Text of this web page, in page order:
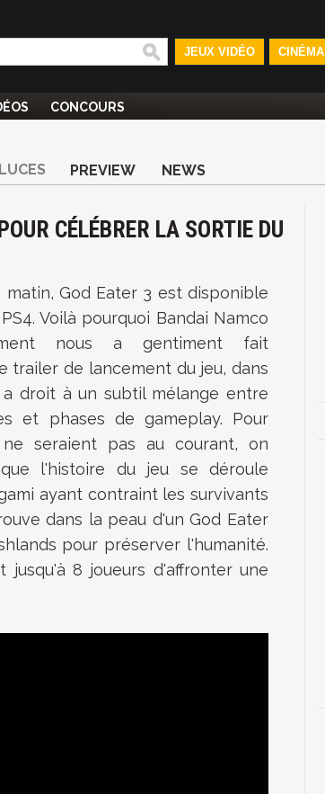
JEUX VIDÉO CINÉMA
CONCOURS
PREVIEW NEWS
CÉLÉBRER LA SORTIE DU
matin, God Eater 3 est disponible
Voilà pourquoi Bandai Namco
nous a gentiment fait
trailer de lancement du jeu, dans
a droit à un subtil mélange entre
et phases de gameplay. Pour
seraient pas au courant, on
l'histoire du jeu se déroule
ayant contraint les survivants
dans la peau d'un God Eater
pour préserver l'humanité.
8 joueurs d'affronter une